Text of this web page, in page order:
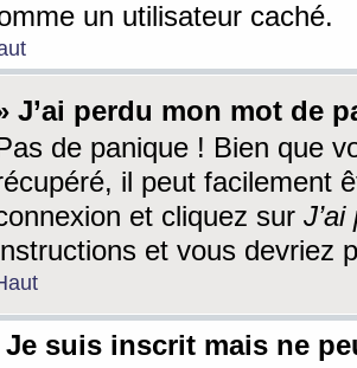
un utilisateur caché.
J’ai perdu mon mot de
de panique ! Bien que
il peut facilement
et cliquez sur
et vous devriez
Je suis inscrit mais ne